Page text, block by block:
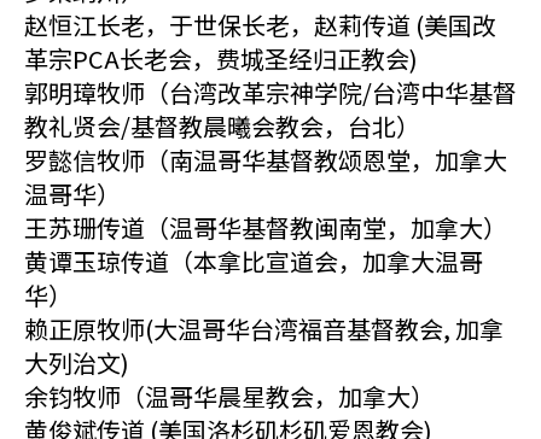
赵恒江长老，于世保长老，赵莉传道 (美国改
革宗PCA长老会，费城圣经归正教会)
郭明璋牧师（台湾改革宗神学院/台湾中华基督
教礼贤会/基督教晨曦会教会，台北）
罗懿信牧师（南温哥华基督教颂恩堂，加拿大
温哥华）
王苏珊传道（温哥华基督教闽南堂，加拿大）
黄谭玉琼传道（本拿比宣道会，加拿大温哥
华）
赖正原牧师(大温哥华台湾福音基督教会, 加拿
大列治文)
余钧牧师（温哥华晨星教会，加拿大）
黄俊斌传道 (美国洛杉矶杉矶爱恩教会)